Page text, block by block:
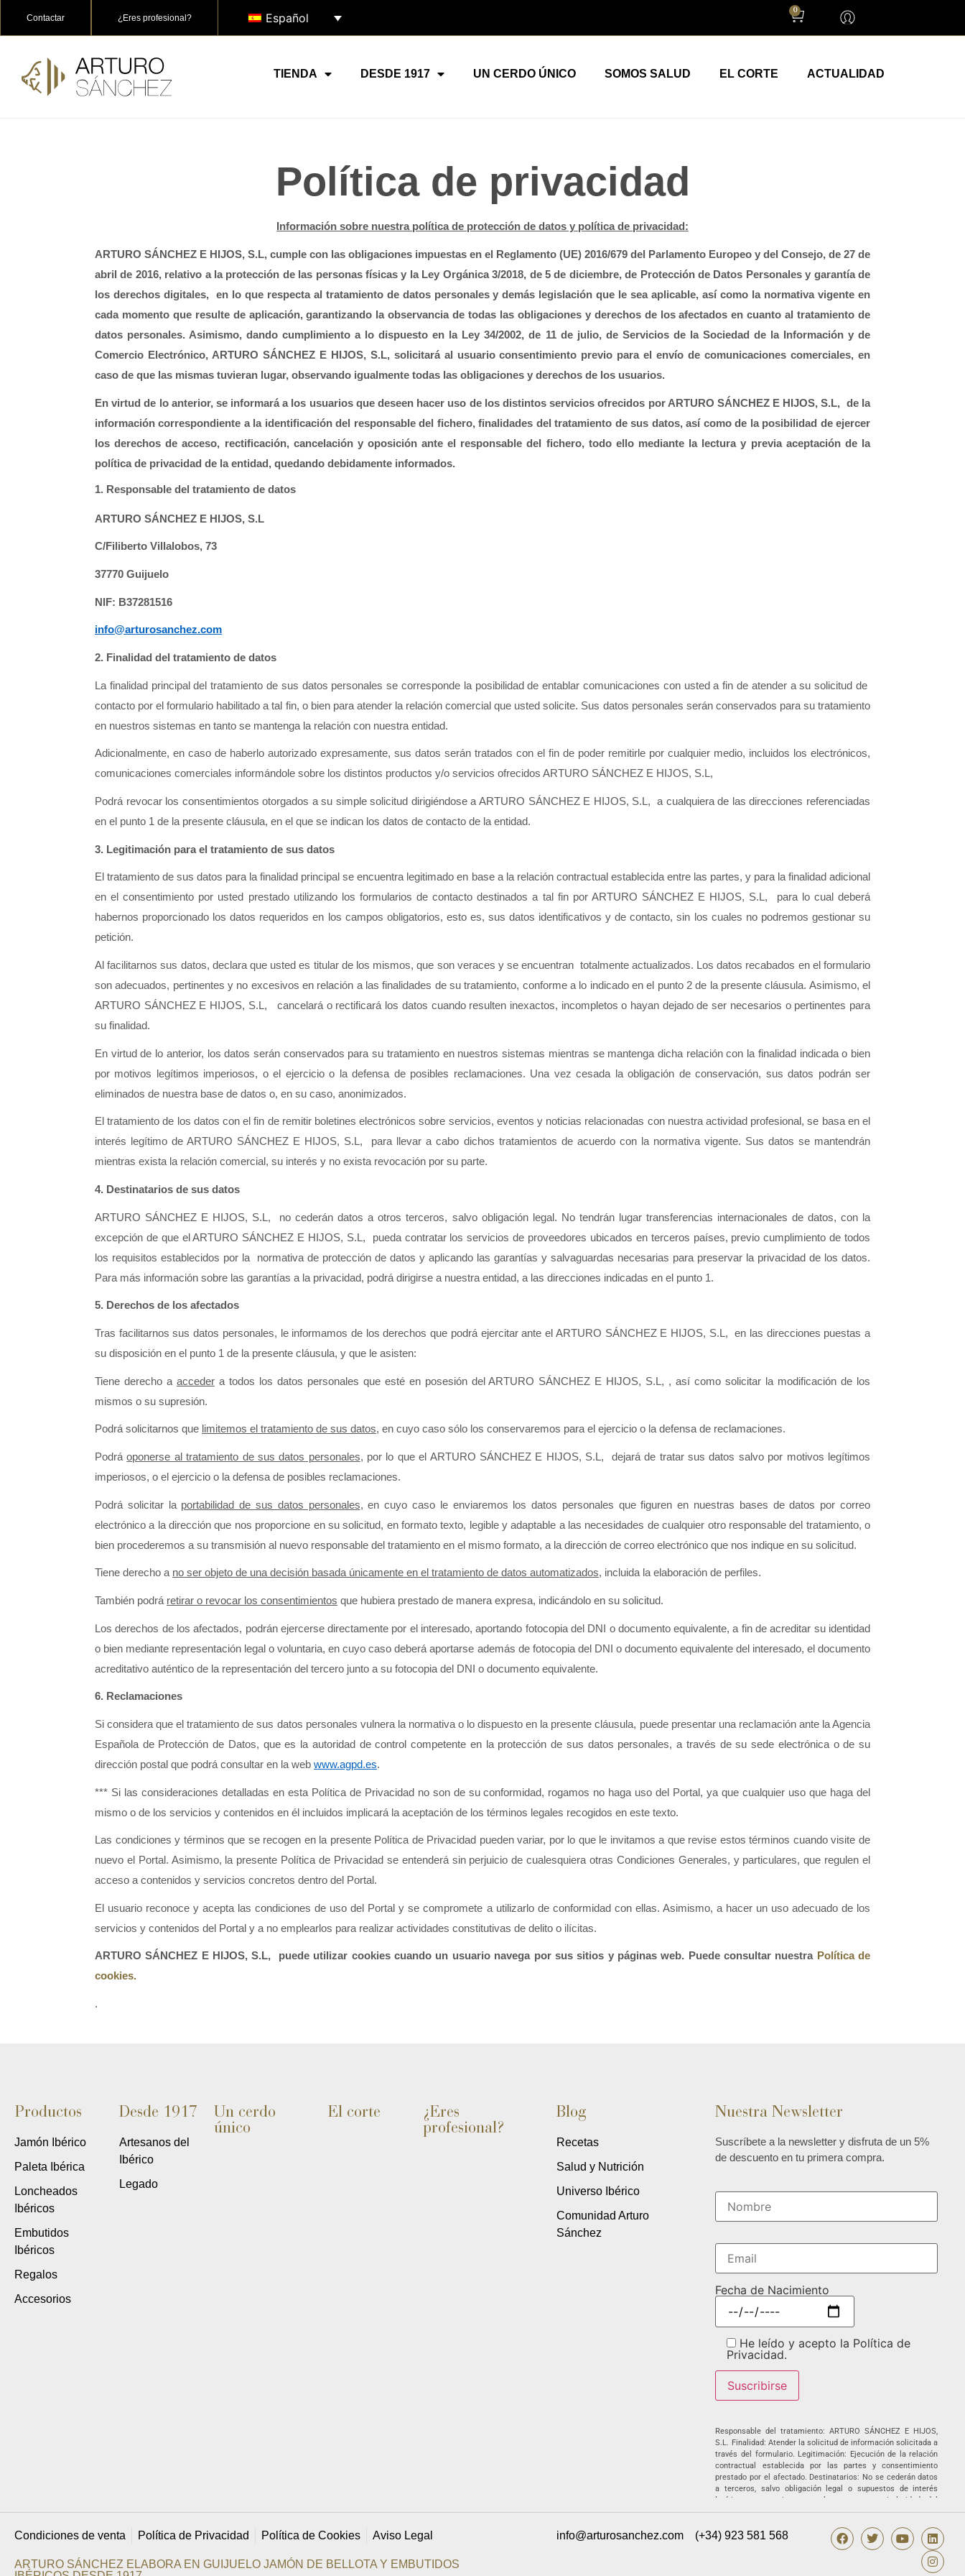
Contactar ¿Eres profesional? Español
0
TIENDA DESDE 1917 UN CERDO ÚNICO SOMOS SALUD EL CORTE ACTUALIDAD
Política de privacidad
Información sobre nuestra política de protección de datos y política de privacidad:
ARTURO SÁNCHEZ E HIJOS, S.L, cumple con las obligaciones impuestas en el Reglamento (UE) 2016/679 del Parlamento Europeo y del Consejo, de 27 de
abril de 2016, relativo a la protección de las personas físicas y la Ley Orgánica 3/2018, de 5 de diciembre, de Protección de Datos Personales y garantía de
los derechos digitales,  en lo que respecta al tratamiento de datos personales y demás legislación que le sea aplicable, así como la normativa vigente en
cada momento que resulte de aplicación, garantizando la observancia de todas las obligaciones y derechos de los afectados en cuanto al tratamiento de
datos personales. Asimismo, dando cumplimiento a lo dispuesto en la Ley 34/2002, de 11 de julio, de Servicios de la Sociedad de la Información y de
Comercio Electrónico, ARTURO SÁNCHEZ E HIJOS, S.L, solicitará al usuario consentimiento previo para el envío de comunicaciones comerciales, en
caso de que las mismas tuvieran lugar, observando igualmente todas las obligaciones y derechos de los usuarios.
En virtud de lo anterior, se informará a los usuarios que deseen hacer uso de los distintos servicios ofrecidos por ARTURO SÁNCHEZ E HIJOS, S.L,  de la
información correspondiente a la identificación del responsable del fichero, finalidades del tratamiento de sus datos, así como de la posibilidad de ejercer
los derechos de acceso, rectificación, cancelación y oposición ante el responsable del fichero, todo ello mediante la lectura y previa aceptación de la
política de privacidad de la entidad, quedando debidamente informados.
1. Responsable del tratamiento de datos
ARTURO SÁNCHEZ E HIJOS, S.L
C/Filiberto Villalobos, 73
37770 Guijuelo
NIF: B37281516
info@arturosanchez.com
2. Finalidad del tratamiento de datos
La finalidad principal del tratamiento de sus datos personales se corresponde la posibilidad de entablar comunicaciones con usted a fin de atender a su solicitud de
contacto por el formulario habilitado a tal fin, o bien para atender la relación comercial que usted solicite. Sus datos personales serán conservados para su tratamiento
en nuestros sistemas en tanto se mantenga la relación con nuestra entidad.
Adicionalmente, en caso de haberlo autorizado expresamente, sus datos serán tratados con el fin de poder remitirle por cualquier medio, incluidos los electrónicos,
comunicaciones comerciales informándole sobre los distintos productos y/o servicios ofrecidos ARTURO SÁNCHEZ E HIJOS, S.L,
Podrá revocar los consentimientos otorgados a su simple solicitud dirigiéndose a ARTURO SÁNCHEZ E HIJOS, S.L,  a cualquiera de las direcciones referenciadas
en el punto 1 de la presente cláusula, en el que se indican los datos de contacto de la entidad.
3. Legitimación para el tratamiento de sus datos
El tratamiento de sus datos para la finalidad principal se encuentra legitimado en base a la relación contractual establecida entre las partes, y para la finalidad adicional
en el consentimiento por usted prestado utilizando los formularios de contacto destinados a tal fin por ARTURO SÁNCHEZ E HIJOS, S.L,  para lo cual deberá
habernos proporcionado los datos requeridos en los campos obligatorios, esto es, sus datos identificativos y de contacto, sin los cuales no podremos gestionar su
petición.
Al facilitarnos sus datos, declara que usted es titular de los mismos, que son veraces y se encuentran  totalmente actualizados. Los datos recabados en el formulario
son adecuados, pertinentes y no excesivos en relación a las finalidades de su tratamiento, conforme a lo indicado en el punto 2 de la presente cláusula. Asimismo, el
ARTURO SÁNCHEZ E HIJOS, S.L,   cancelará o rectificará los datos cuando resulten inexactos, incompletos o hayan dejado de ser necesarios o pertinentes para
su finalidad.
En virtud de lo anterior, los datos serán conservados para su tratamiento en nuestros sistemas mientras se mantenga dicha relación con la finalidad indicada o bien
por motivos legítimos imperiosos, o el ejercicio o la defensa de posibles reclamaciones. Una vez cesada la obligación de conservación, sus datos podrán ser
eliminados de nuestra base de datos o, en su caso, anonimizados.
El tratamiento de los datos con el fin de remitir boletines electrónicos sobre servicios, eventos y noticias relacionadas con nuestra actividad profesional, se basa en el
interés legítimo de ARTURO SÁNCHEZ E HIJOS, S.L,  para llevar a cabo dichos tratamientos de acuerdo con la normativa vigente. Sus datos se mantendrán
mientras exista la relación comercial, su interés y no exista revocación por su parte.
4. Destinatarios de sus datos
ARTURO SÁNCHEZ E HIJOS, S.L,  no cederán datos a otros terceros, salvo obligación legal. No tendrán lugar transferencias internacionales de datos, con la
excepción de que el ARTURO SÁNCHEZ E HIJOS, S.L,  pueda contratar los servicios de proveedores ubicados en terceros países, previo cumplimiento de todos
los requisitos establecidos por la  normativa de protección de datos y aplicando las garantías y salvaguardas necesarias para preservar la privacidad de los datos.
Para más información sobre las garantías a la privacidad, podrá dirigirse a nuestra entidad, a las direcciones indicadas en el punto 1.
5. Derechos de los afectados
Tras facilitarnos sus datos personales, le informamos de los derechos que podrá ejercitar ante el ARTURO SÁNCHEZ E HIJOS, S.L,  en las direcciones puestas a
su disposición en el punto 1 de la presente cláusula, y que le asisten:
Tiene derecho a acceder a todos los datos personales que esté en posesión del ARTURO SÁNCHEZ E HIJOS, S.L, , así como solicitar la modificación de los
mismos o su supresión.
Podrá solicitarnos que limitemos el tratamiento de sus datos, en cuyo caso sólo los conservaremos para el ejercicio o la defensa de reclamaciones.
Podrá oponerse al tratamiento de sus datos personales, por lo que el ARTURO SÁNCHEZ E HIJOS, S.L,  dejará de tratar sus datos salvo por motivos legítimos
imperiosos, o el ejercicio o la defensa de posibles reclamaciones.
Podrá solicitar la portabilidad de sus datos personales, en cuyo caso le enviaremos los datos personales que figuren en nuestras bases de datos por correo
electrónico a la dirección que nos proporcione en su solicitud, en formato texto, legible y adaptable a las necesidades de cualquier otro responsable del tratamiento, o
bien procederemos a su transmisión al nuevo responsable del tratamiento en el mismo formato, a la dirección de correo electrónico que nos indique en su solicitud.
Tiene derecho a no ser objeto de una decisión basada únicamente en el tratamiento de datos automatizados, incluida la elaboración de perfiles.
También podrá retirar o revocar los consentimientos que hubiera prestado de manera expresa, indicándolo en su solicitud.
Los derechos de los afectados, podrán ejercerse directamente por el interesado, aportando fotocopia del DNI o documento equivalente, a fin de acreditar su identidad
o bien mediante representación legal o voluntaria, en cuyo caso deberá aportarse además de fotocopia del DNI o documento equivalente del interesado, el documento
acreditativo auténtico de la representación del tercero junto a su fotocopia del DNI o documento equivalente.
6. Reclamaciones
Si considera que el tratamiento de sus datos personales vulnera la normativa o lo dispuesto en la presente cláusula, puede presentar una reclamación ante la Agencia
Española de Protección de Datos, que es la autoridad de control competente en la protección de sus datos personales, a través de su sede electrónica o de su
dirección postal que podrá consultar en la web www.agpd.es.
*** Si las consideraciones detalladas en esta Política de Privacidad no son de su conformidad, rogamos no haga uso del Portal, ya que cualquier uso que haga del
mismo o de los servicios y contenidos en él incluidos implicará la aceptación de los términos legales recogidos en este texto.
Las condiciones y términos que se recogen en la presente Política de Privacidad pueden variar, por lo que le invitamos a que revise estos términos cuando visite de
nuevo el Portal. Asimismo, la presente Política de Privacidad se entenderá sin perjuicio de cualesquiera otras Condiciones Generales, y particulares, que regulen el
acceso a contenidos y servicios concretos dentro del Portal.
El usuario reconoce y acepta las condiciones de uso del Portal y se compromete a utilizarlo de conformidad con ellas. Asimismo, a hacer un uso adecuado de los
servicios y contenidos del Portal y a no emplearlos para realizar actividades constitutivas de delito o ilícitas.
ARTURO SÁNCHEZ E HIJOS, S.L,  puede utilizar cookies cuando un usuario navega por sus sitios y páginas web. Puede consultar nuestra Política de
cookies.
.
Productos
Jamón Ibérico
Paleta Ibérica
Loncheados
Ibéricos
Embutidos
Ibéricos
Regalos
Accesorios
Desde 1917
Artesanos del
Ibérico
Legado
Un cerdo
único
El corte
¿Eres
profesional?
Blog
Recetas
Salud y Nutrición
Universo Ibérico
Comunidad Arturo
Sánchez
Nuestra Newsletter
Suscríbete a la newsletter y disfruta de un 5%
de descuento en tu primera compra.
Fecha de Nacimiento
He leído y acepto la Política de
Privacidad.
Responsable del tratamiento: ARTURO SÁNCHEZ E HIJOS,
S.L. Finalidad: Atender la solicitud de información solicitada a
través del formulario. Legitimación: Ejecución de la relación
contractual establecida por las partes y consentimiento
prestado por el afectado. Destinatarios: No se cederán datos
a terceros, salvo obligación legal o supuestos de interés
legítimo corporativo entre las empresas titularidad del
responsable. No existen transferencias internacionales de
rectificación, supresión, portabilidad, oposición y/o limitación
al tratamiento y a no ser objeto de una decisión basada
únicamente en el tratamiento de datos automatizado, incluida
la elaboración de perfiles, así como revocar los
Condiciones de venta Política de Privacidad Política de Cookies Aviso Legal
ARTURO SÁNCHEZ ELABORA EN GUIJUELO JAMÓN DE BELLOTA Y EMBUTIDOS
info@arturosanchez.com (+34) 923 581 568